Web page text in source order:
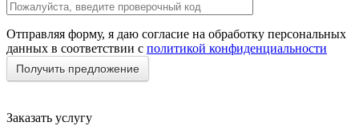
Отправляя форму, я даю согласие на обработку персональных
данных в соответствии с политикой конфиденциальности
Заказать услугу